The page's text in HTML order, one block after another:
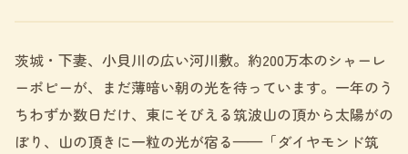
茨城・下妻、小貝川の広い河川敷。約200万本のシャーレ
ーポピーが、まだ薄暗い朝の光を待っています。一年のう
ちわずか数日だけ、東にそびえる筑波山の頂から太陽がの
ぼり、山の頂きに一粒の光が宿る——「ダイヤモンド筑